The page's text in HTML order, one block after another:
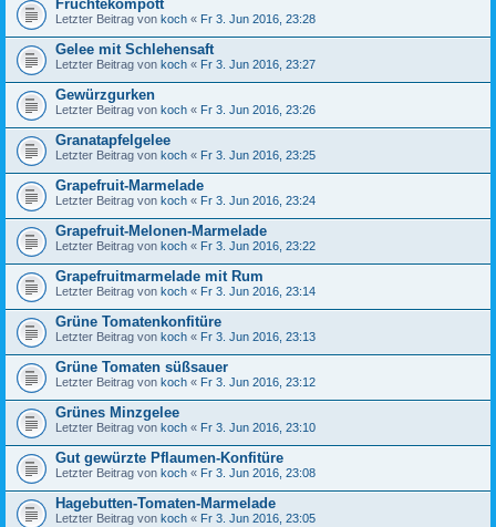
Früchtekompott
Letzter Beitrag von koch « Fr 3. Jun 2016, 23:28
Gelee mit Schlehensaft
Letzter Beitrag von koch « Fr 3. Jun 2016, 23:27
Gewürzgurken
Letzter Beitrag von koch « Fr 3. Jun 2016, 23:26
Granatapfelgelee
Letzter Beitrag von koch « Fr 3. Jun 2016, 23:25
Grapefruit-Marmelade
Letzter Beitrag von koch « Fr 3. Jun 2016, 23:24
Grapefruit-Melonen-Marmelade
Letzter Beitrag von koch « Fr 3. Jun 2016, 23:22
Grapefruitmarmelade mit Rum
Letzter Beitrag von koch « Fr 3. Jun 2016, 23:14
Grüne Tomatenkonfitüre
Letzter Beitrag von koch « Fr 3. Jun 2016, 23:13
Grüne Tomaten süßsauer
Letzter Beitrag von koch « Fr 3. Jun 2016, 23:12
Grünes Minzgelee
Letzter Beitrag von koch « Fr 3. Jun 2016, 23:10
Gut gewürzte Pflaumen-Konfitüre
Letzter Beitrag von koch « Fr 3. Jun 2016, 23:08
Hagebutten-Tomaten-Marmelade
Letzter Beitrag von koch « Fr 3. Jun 2016, 23:05